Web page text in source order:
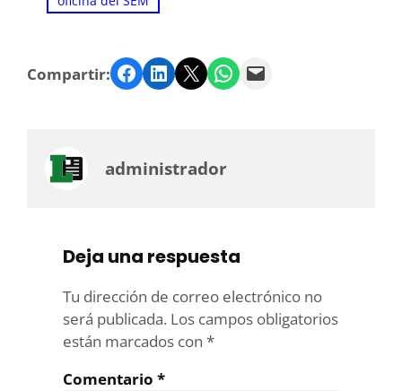
Compartir: Facebook LinkedIn Twitter WhatsApp Email
administrador
Deja una respuesta
Tu dirección de correo electrónico no
será publicada. Los campos obligatorios
están marcados con *
Comentario *